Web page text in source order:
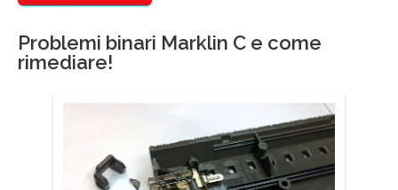
Problemi binari Marklin C e come
rimediare!